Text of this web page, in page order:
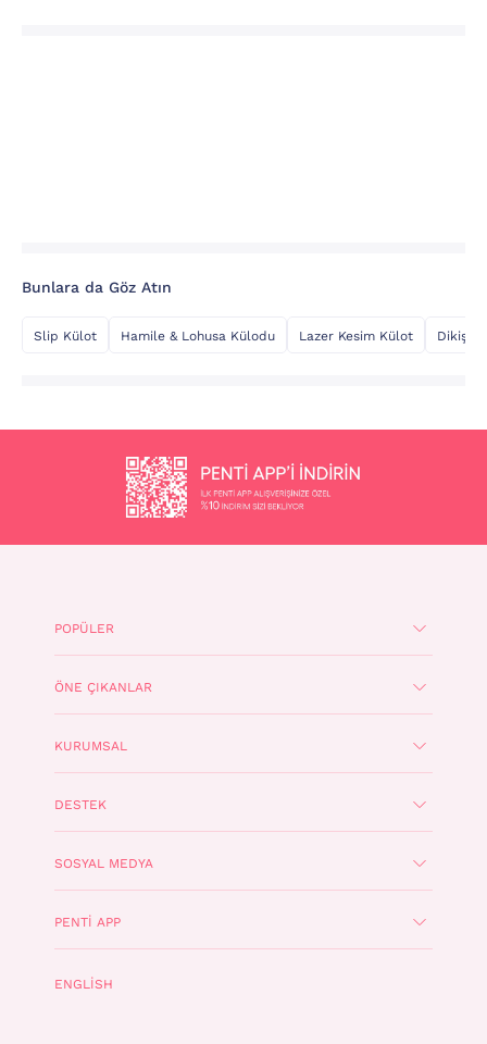
Bunlara da Göz Atın
Slip Külot Hamile & Lohusa Külodu Lazer Kesim Külot
POPÜLER
ÖNE ÇIKANLAR
KURUMSAL
DESTEK
SOSYAL MEDYA
PENTI APP
ENGLISH